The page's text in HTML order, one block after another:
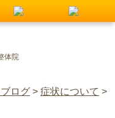
体院
ログ > 症状について >